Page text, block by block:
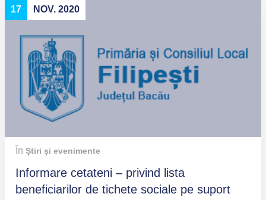
17 NOV. 2020
În Știri și evenimente
Informare cetateni – privind lista
beneficiarilor de tichete sociale pe suport